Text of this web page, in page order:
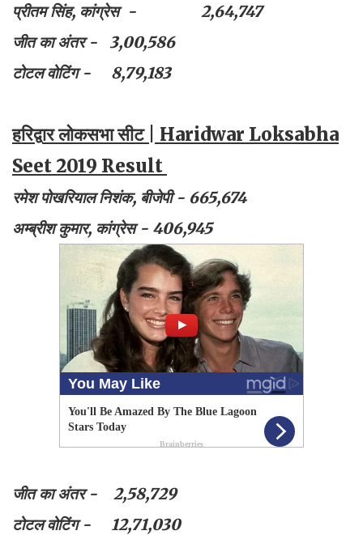
प्रीतम सिंह, कांग्रेस - 2,64,747
जीत का अंतर - 3,00,586
टोटल वोटिंग - 8,79,183
हरिद्वार लोकसभा सीट | Haridwar Loksabha
Seet 2019 Result
रमेश पोखरियाल निशंक, बीजेपी - 665,674
अम्ब्रीश कुमार, कांग्रेस - 406,945
जीत का अंतर - 2,58,729
टोटल वोटिंग - 12,71,030